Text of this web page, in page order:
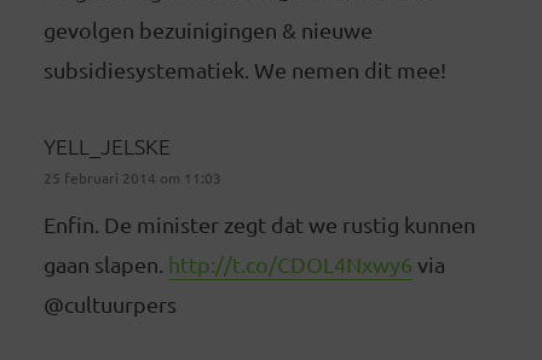
gevolgen bezuinigingen & nieuwe
subsidiesystematiek. We nemen dit mee!
YELL_JELSKE
25 februari 2014 om 11:03
Enfin. De minister zegt dat we rustig kunnen
gaan slapen. http://t.co/CDOL4Nxwy6 via
@cultuurpers